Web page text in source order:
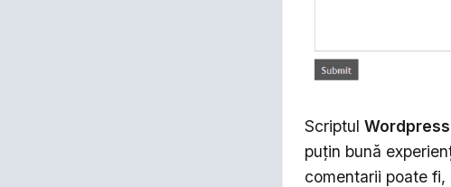
Scriptul Wordpress
puţin bună
comentarii poate